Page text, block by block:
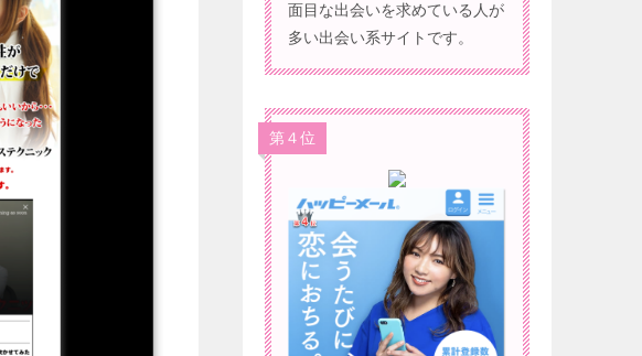
面目な出会いを求めている人が
多い出会い系サイトです。
第４位